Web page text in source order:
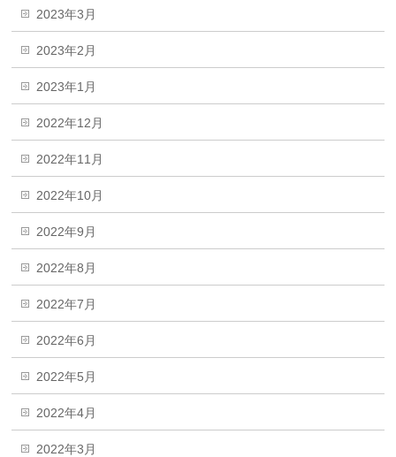
2023年3月
2023年2月
2023年1月
2022年12月
2022年11月
2022年10月
2022年9月
2022年8月
2022年7月
2022年6月
2022年5月
2022年4月
2022年3月